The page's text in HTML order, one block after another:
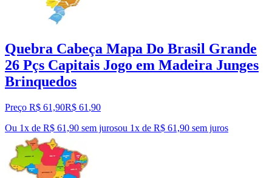
Quebra Cabeça Mapa Do Brasil Grande
26 Pçs Capitais Jogo em Madeira Junges
Brinquedos
Preço R$ 61,90R$ 61 ,90
Ou 1x de R$ 61,90 sem jurosou 1x de R$ 61,90 sem juros